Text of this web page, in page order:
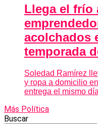
Llega el frío
acolchados
temporada
Soledad Ramírez
y ropa a domicilio
entrega el mismo
Más Política
Buscar